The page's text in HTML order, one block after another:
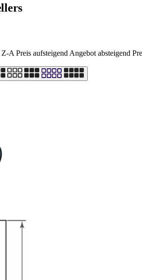
Z-A Preis aufsteigend Angebot absteigend